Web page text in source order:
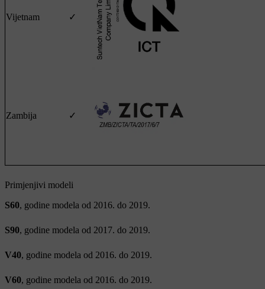
Vijetnam ✓
Zambija ✓
Primjenjivi modeli
S60, godine modela od 2016. do 2019.
S90, godine modela od 2017. do 2019.
V40, godine modela od 2016. do 2019.
V60, godine modela od 2016. do 2019.